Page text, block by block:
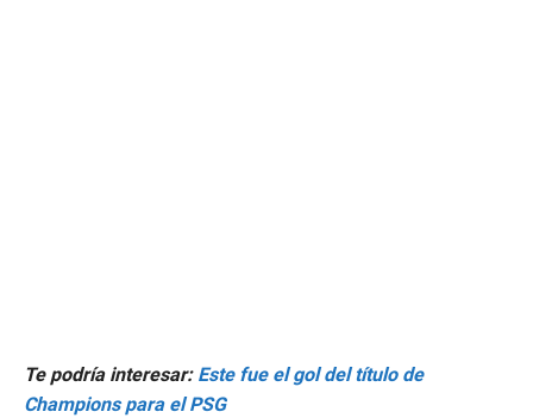
Te podría interesar: Este fue el gol del título de
Champions para el PSG